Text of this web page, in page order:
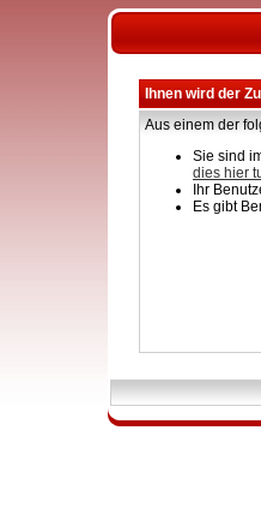
Ihnen wird der
Aus einem der
Sie sind
dies hier
Ihr
Es gibt